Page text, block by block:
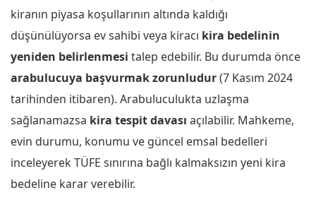
kiranın piyasa koşullarının altında kaldığı
düşünülüyorsa ev sahibi veya kiracı kira bedelinin
yeniden belirlenmesi talep edebilir. Bu durumda önce
arabulucuya başvurmak zorunludur(7 Kasım 2024
tarihinden itibaren). Arabuluculukta uzlaşma
sağlanamazsa kira tespit davası açılabilir. Mahkeme,
evin durumu, konumu ve güncel emsal bedelleri
inceleyerek TÜFE sınırına bağlı kalmaksızın yeni kira
bedeline karar verebilir.